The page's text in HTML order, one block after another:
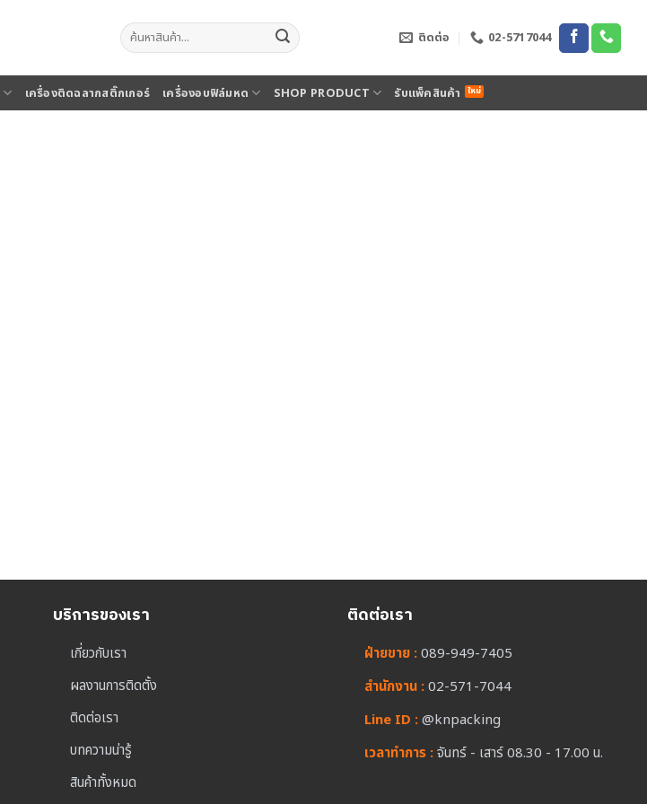
ค้นหา: ติดต่อ 02-5717044
เครื่องติดฉลากสติ๊กเกอร์ เครื่องอบฟิล์มหด SHOP PRODUCT รับแพ็คสินค้า
บริการของเรา
เกี่ยวกับเรา
ผลงานการติดตั้ง
ติดต่อเรา
บทความน่ารู้
สินค้าทั้งหมด
ติดต่อเรา
ฝ่ายขาย :089-949-7405
สำนักงาน :02-571-7044
Line ID :@knpacking
เวลาทำการ :จันทร์ - เสาร์ 08.30 - 17.00 น.